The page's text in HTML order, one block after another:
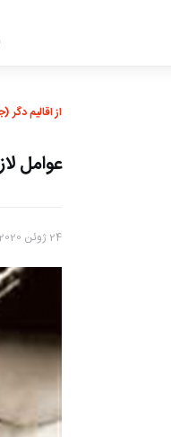
از اقالیم دگر
عوامل
24 ژوئن 2020